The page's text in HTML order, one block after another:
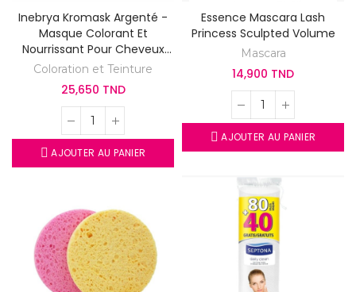
Inebrya Kromask Argenté -
Masque Colorant Et
Nourrissant Pour Cheveux
300ml
Coloration et Teinture
25,650 TND
AJOUTER AU PANIER
Essence Mascara Lash
Princess Sculpted Volume
Mascara
14,900 TND
AJOUTER AU PANIER